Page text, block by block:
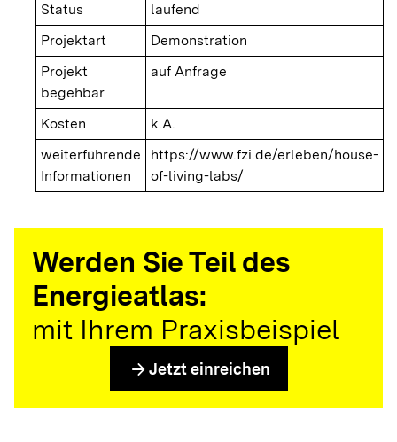
Status
laufend
Projektart
Demonstration
Projekt
begehbar
auf Anfrage
Kosten
k.A.
weiterführende
Informationen
https://www.fzi.de/erleben/house-
of-living-labs/
Werden Sie Teil des
Energieatlas:
mit Ihrem Praxisbeispiel
arrow_forward Jetzt einreichen